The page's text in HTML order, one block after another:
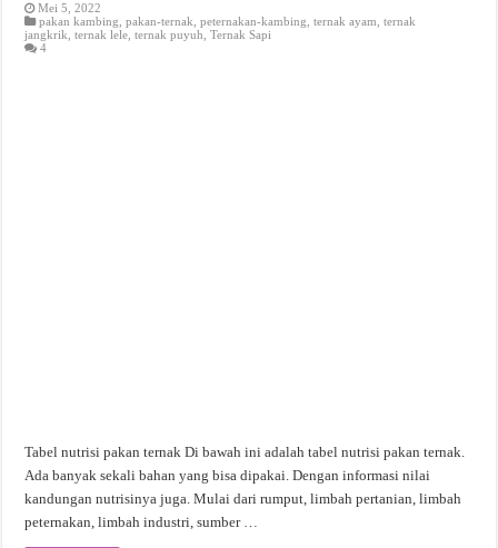
Mei 5, 2022
pakan kambing ,pakan-ternak ,peternakan-kambing ,ternak ayam ,ternak
jangkrik ,ternak lele ,ternak puyuh ,Ternak Sapi
4
Tabel nutrisi pakan ternak Di bawah ini adalah tabel nutrisi pakan ternak.
Ada banyak sekali bahan yang bisa dipakai. Dengan informasi nilai
kandungan nutrisinya juga. Mulai dari rumput, limbah pertanian, limbah
peternakan, limbah industri, sumber …